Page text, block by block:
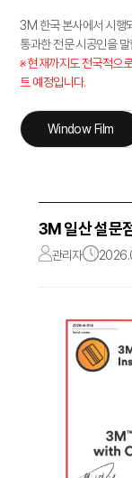
3M 한국 본사에서 시행
통과한 전문 시공인을 말
※ 현재까지도 전국적으
트 예정입니다.
Window Film
3M 일산 설문
관리자